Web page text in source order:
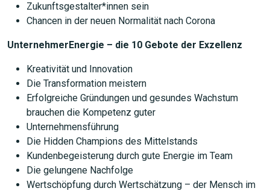
Zukunftsgestalter*innen sein
Chancen in der neuen Normalität nach Corona
UnternehmerEnergie – die 10 Gebote der Exzellenz
Kreativität und Innovation
Die Transformation meistern
Erfolgreiche Gründungen und gesundes Wachstum
brauchen die Kompetenz guter
Unternehmensführung
Die Hidden Champions des Mittelstands
Kundenbegeisterung durch gute Energie im Team
Die gelungene Nachfolge
Wertschöpfung durch Wertschätzung – der Mensch im